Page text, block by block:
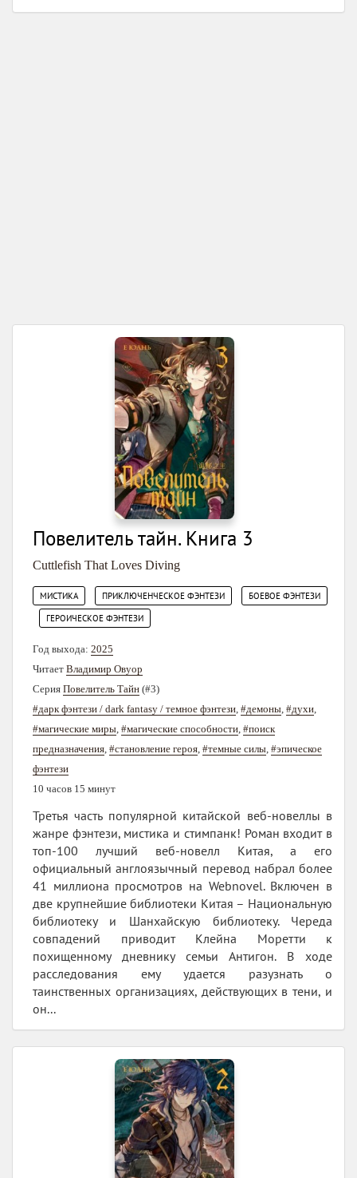
Повелитель тайн. Книга 3
Cuttlefish That Loves Diving
МИСТИКА ПРИКЛЮЧЕНЧЕСКОЕ ФЭНТЕЗИ БОЕВОЕ ФЭНТЕЗИ
ГЕРОИЧЕСКОЕ ФЭНТЕЗИ
Год выхода: 2025
Читает Владимир Овуор
Серия Повелитель Тайн (#3)
#дарк фэнтези / dark fantasy / темное фэнтези, #демоны, #духи,
#магические миры, #магические способности, #поиск
предназначения, #становление героя, #темные силы, #эпическое
фэнтези
10 часов 15 минут
Третья часть популярной китайской веб-новеллы в
жанре фэнтези, мистика и стимпанк! Роман входит в
топ-100 лучший веб-новелл Китая, а его
официальный англоязычный перевод набрал более
41 миллиона просмотров на Webnovel. Включен в
две крупнейшие библиотеки Китая – Национальную
библиотеку и Шанхайскую библиотеку. Череда
совпадений приводит Клейна Моретти к
похищенному дневнику семьи Антигон. В ходе
расследования ему удается разузнать о
таинственных организациях, действующих в тени, и
он...